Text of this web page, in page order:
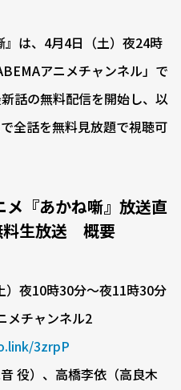
は、4月4日（土）夜24時
アニメチャンネル」で
話の無料配信を開始し、以
全話を無料見放題で視聴可
『あかね噺』放送直
料生放送 概要
夜10時30分〜夜11時30分
メチャンネル2
3zrpP
役）、高橋李依（高良木